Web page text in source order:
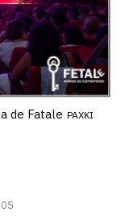
de Fatale PAXKI